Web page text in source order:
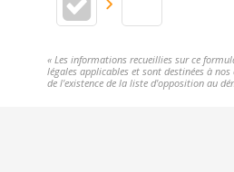
« Les informations recueillies sur ce
légales applicables et sont destinées à
de l'existence de la liste d'opposition au